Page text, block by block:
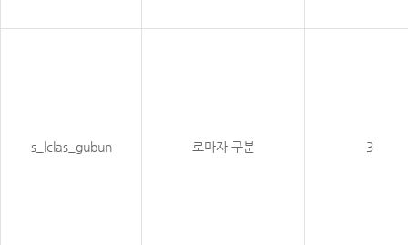
s_lclas_gubun 로마자 구분 3